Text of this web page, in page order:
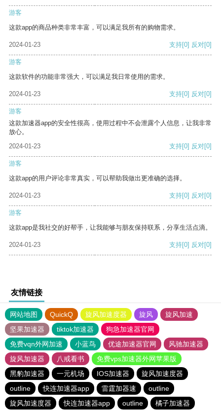
游客
这款app的商品种类非常丰富，可以满足我所有的购物需求。
2024-01-23 支持[0] 反对[0]
游客
这款软件的功能非常强大，可以满足我日常使用的需求。
2024-01-23 支持[0] 反对[0]
游客
这款加速器app的安全性很高，使用过程中不会泄露个人信息，让我非常
放心。
2024-01-23
支持[0] 反对[0]
游客
这款app的用户评论非常真实，可以帮助我做出更准确的选择。
2024-01-23 支持[0] 反对[0]
游客
这款app是我社交的好帮手，让我能够与朋友保持联系，分享生活点滴。
2024-01-23 支持[0] 反对[0]
友情链接
网站地图 QuickQ 旋风加速度器 旋风
旋风加速
坚果加速器
tiktok加速器
狗急加速器官网
免费vqn外网加速
小蓝鸟 优途加速器官网
风驰加速器
旋风加速器
八戒看书
免费vps加速器外网苹果版
黑豹加速器
一元机场 IOS加速器
旋风加速度器
outline
快连加速器app 雷霆加器速
outline
旋风加速度器
快连加速器app outline 橘子加速器